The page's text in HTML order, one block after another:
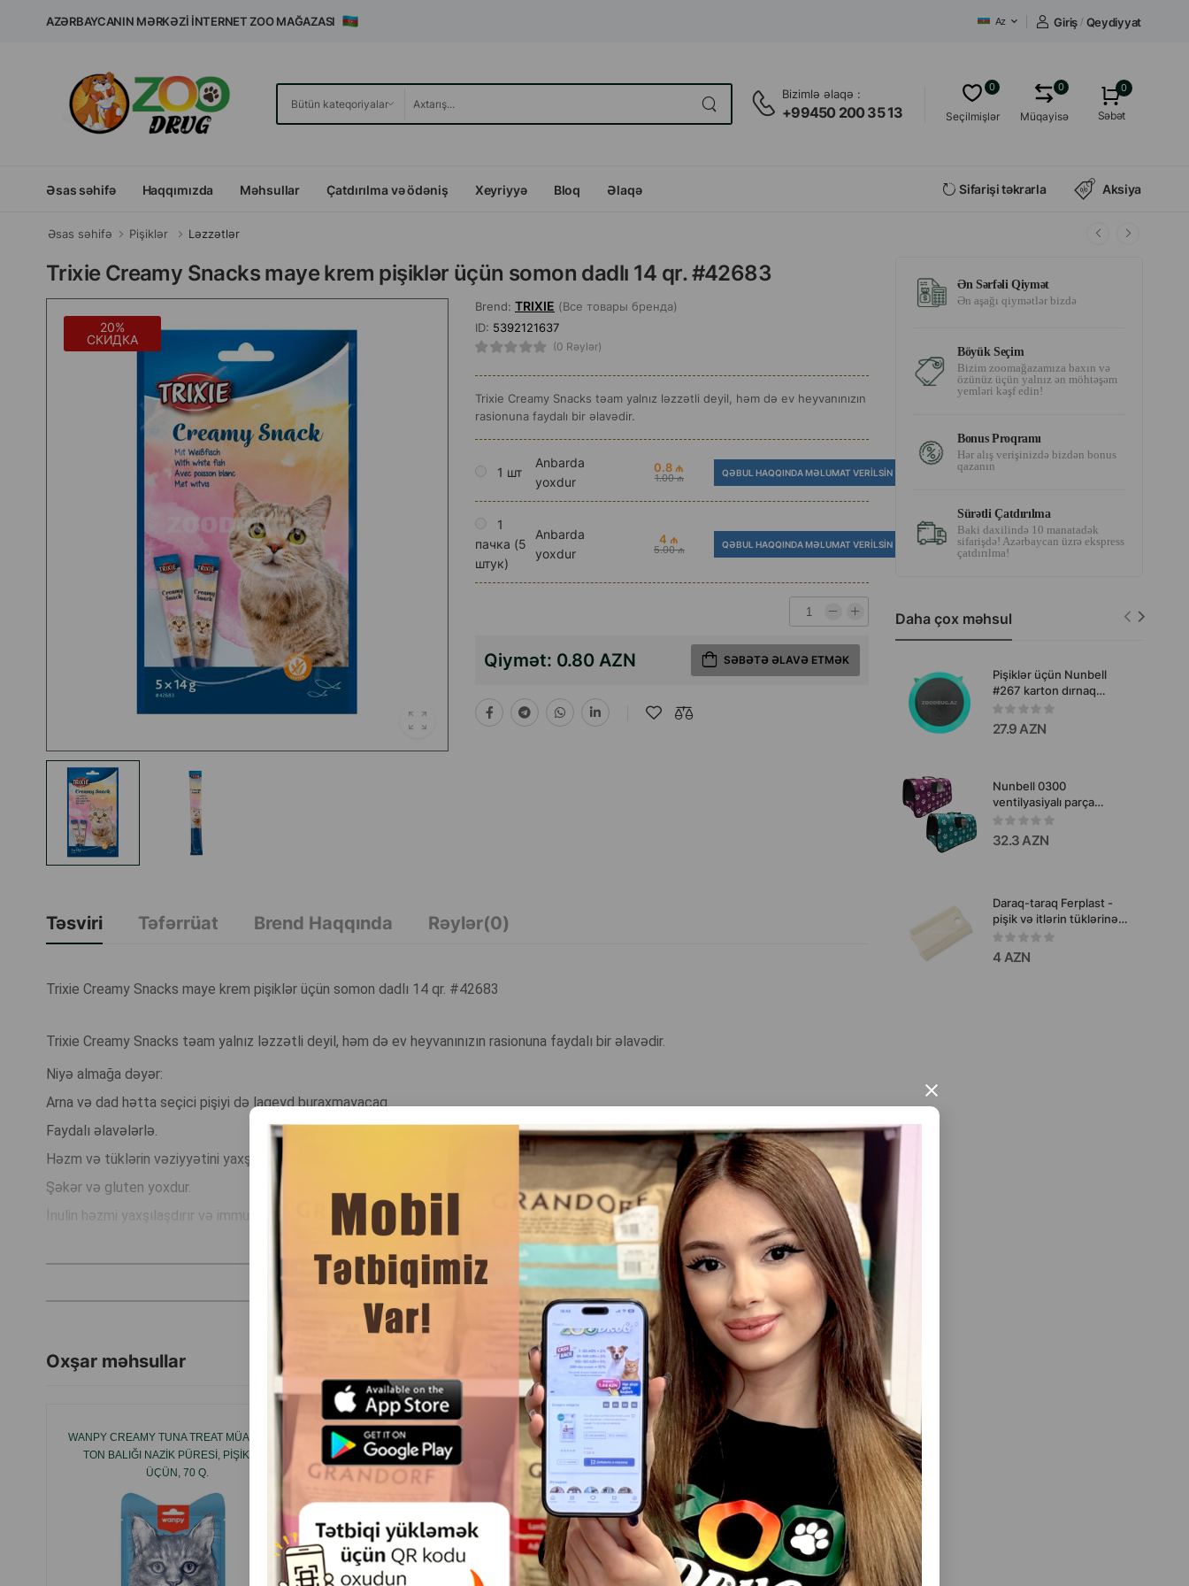
×
AZƏRBAYCANIN MƏRKƏZI İNTERNET ZOO MAĞAZASI Az Giriş / Qeydiyyat
Bizimlə əlaqə :
+99450 200 35 13 Seçilmişlər
0
Müqayisə
0 0
Səbət
Əsas səhifə Haqqımızda Məhsullar Çatdırılma və ödəniş Xeyriyyə Bloq Əlaqə Sifarişi təkrarla Aksiya
Əsas səhifə Pişiklər Ləzzətlər
Trixie Creamy Snacks maye krem pişiklər üçün somon dadlı 14 qr. #42683
20%
СКИДКА
Brend: TRIXIE (Все товары бренда)
ID: 5392121637
(0 Rəylər)
Trixie Creamy Snacks təam yalnız ləzzətli deyil, həm də ev heyvanınızın
rasionuna faydalı bir əlavədir.
1 шт
Anbarda
yoxdur
0.8 ₼
1.00 ₼ QƏBUL HAQQINDA MƏLUMAT VERILSIN
1
пачка (5
штук)
Anbarda
yoxdur
4 ₼
5.00 ₼ QƏBUL HAQQINDA MƏLUMAT VERILSIN
Qiymət: 0.80 AZN SƏBƏTƏ ƏLAVƏ ETMƏK
Təsviri Təfərrüat Brend Haqqında Rəylər(0)
Trixie Creamy Snacks maye krem pişiklər üçün somon dadlı 14 qr. #42683
Trixie Creamy Snacks təam yalnız ləzzətli deyil, həm də ev heyvanınızın rasionuna faydalı bir əlavədir.
Niyə almağa dəyər:
Arna və dad hətta seçici pişiyi də laqeyd buraxmayacaq.
Faydalı əlavələrlə.
Həzm və tüklərin vəziyyətini yaxşılaşdırır.
Şəkər və gluten yoxdur.
İnulin həzmi yaxşılaşdırır və immuniteti gücləndirir, biotin tükləri yaxşılaşdırmağa kömək edir.
Təşəkkürlər Trixie Creamy Snacks maye təamı, sizin pişikiniz özünü əla hiss edəcək və tam olaraq görünəcək!
DAHA ÇOX OXU
Oxşar məhsullar Hamısını Gör
WANPY CREAMY TUNA TREAT MÜALICƏSI,
TON BALIĞI NAZIK PÜRESI, PIŞIKLƏR
ÜÇÜN, 70 Q.
TRIXIE PIŞIKLƏR ÜÇÜN ORQANIK OT —
SAĞLAM HƏZM ÜÇÜN TƏBII TOXUMLAR,
GIMCAT SOFT CHEW STICK FOR CATS,
TOYUQ ƏTI VƏ QOYUN ƏTI ILƏ PIŞIKLƏRI
ÜÇÜN YUMŞAQ ÇEYNƏNƏN ÇUBUQ 1
ƏDƏD.
LƏZZƏT TRIXIE PREMIO CATNIP CHICKEN
BITES - TOYUQ SINƏSI VƏ PIŞIK NANƏSI
Ən Sərfəli Qiymət
Ən aşağı qiymətlər bizdə
Böyük Seçim
Bizim zoomağazamıza baxın və
özünüz üçün yalnız ən möhtəşəm
yemləri kəşf edin!
Bonus Proqramı
Hər alış verişinizdə bizdən bonus
qazanın
Sürətli Çatdırılma
Baki daxilində 10 manatadək
sifarişdə! Azərbaycan üzrə ekspress
çatdırılma!
Daha çox məhsul
Pişiklər üçün Nunbell
#267 karton dırnaq
itiləmə taxtası. Ölçü:
40×40×8 sm.
27.9 AZN
Nunbell 0300
ventilyasiyalı parça
heyvan daşıma çantası
32.3 AZN
Daraq-taraq Ferplast -
pişik və itlərin tüklərinə
qulluq üçün rahat
aksessuar artıq tükləri
xırda çirkləri və birələri
4 AZN